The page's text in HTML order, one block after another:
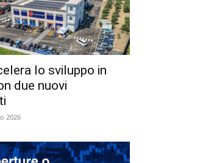
lo sviluppo in
due nuovi
2026